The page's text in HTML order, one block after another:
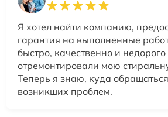
Я хотел найти компанию,
гарантия на выполненные
быстро, качественно и недорого
отремонтировали мою
Теперь я знаю, куда
возникших проблем.